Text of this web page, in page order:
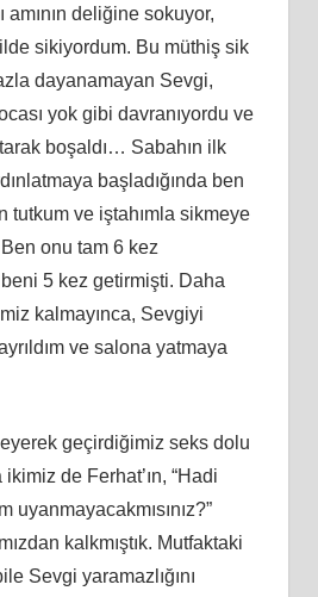
amının deliğine sokuyor,
sikiyordum. Bu müthiş sik
dayanamayan Sevgi,
yok gibi davranıyordu ve
boşaldı… Sabahın ilk
başladığında ben
tutkum ve iştahımla sikmeye
onu tam 6 kez
beni 5 kez getirmişti. Daha
kalmayınca, Sevgiyi
ve salona yatmaya
geçirdiğimiz seks dolu
de Ferhat’ın, “Hadi
uyanmayacakmısınız?”
kalkmıştık. Mutfaktaki
Sevgi yaramazlığını